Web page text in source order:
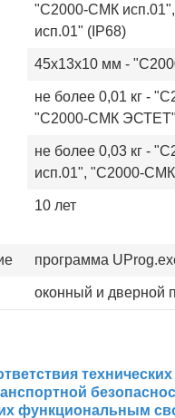
"С2000-СМК
исп.01" (IP68)
45х13х10 мм -
не более 0,01 кг -
"С2000-СМК ЭСТЕТ"
не более 0,03 кг -
исп.01", "С2000-
10 лет
программа
оконный и дверной
функциональным